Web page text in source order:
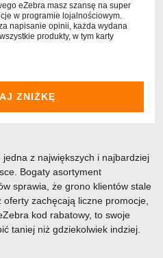
eZebra masz szansę na super
w programie lojalnościowym.
napisanie opinii, każda wydana
produkty, w tym karty
ZNIŻKĘ
z największych i najbardziej
Bogaty asortyment
sprawia, że grono klientów stale
zachęcają liczne promocje,
kod rabatowy, to swoje
taniej niż gdziekolwiek indziej.